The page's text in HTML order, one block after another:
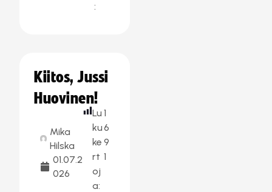
:
Kiitos, Jussi
Huovinen!
Mika
Hilska
01.07.2
026
Lu
ku
ke
rt
oj
a:
1
6
9
1